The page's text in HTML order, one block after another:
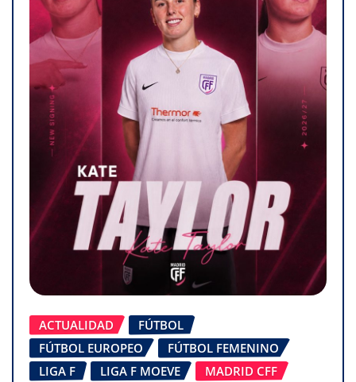
ACTUALIDAD
FÚTBOL
FÚTBOL EUROPEO
FÚTBOL FEMENINO
LIGA F
LIGA F MOEVE MADRID CFF